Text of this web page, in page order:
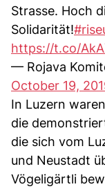
Strasse. Hoch
Solidarität!
https://t.co/
— Rojava
October 19,
In Luzern
die
die sich vom
und Neustadt
Vögeligärtli